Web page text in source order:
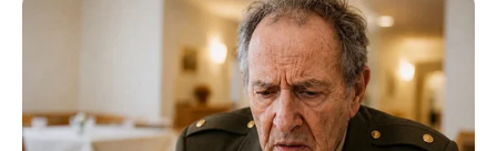
malerischen Landschaftsbilder und Eindrücke, die
man dort bei einem Spaziergang gewinnt. Alles
scheint natürlich und ungeordnet, aber in
Wirklichkeit ist alles genau geplant und durchdacht.
Die sinnliche Stimmung der Landschaftsräume ist